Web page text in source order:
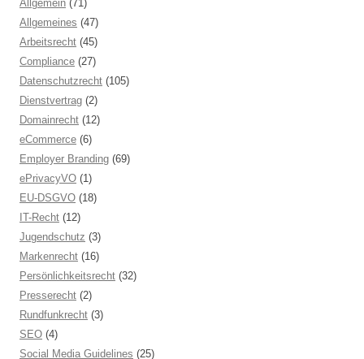
Allgemein (71)
Allgemeines (47)
Arbeitsrecht (45)
Compliance (27)
Datenschutzrecht (105)
Dienstvertrag (2)
Domainrecht (12)
eCommerce (6)
Employer Branding (69)
ePrivacyVO (1)
EU-DSGVO (18)
IT-Recht (12)
Jugendschutz (3)
Markenrecht (16)
Persönlichkeitsrecht (32)
Presserecht (2)
Rundfunkrecht (3)
SEO (4)
Social Media Guidelines (25)